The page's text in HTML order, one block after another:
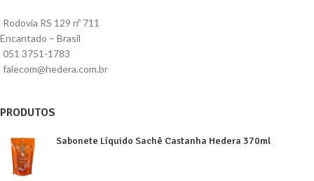
Rodovia RS 129 nº 711
Encantado – Brasil
051 3751-1783
falecom@hedera.com.br
PRODUTOS
Sabonete Líquido Sachê Castanha Hedera 370ml